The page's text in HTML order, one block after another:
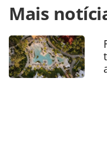
https://
turismo/tecnologia/
marketing-nas-redes-
ferramentas
produzido pela
legislação brasileira
Mais